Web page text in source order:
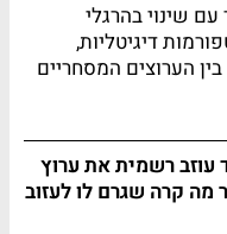
שינוי בהרגלי
דיגיטליות,
הערוצים המסחריים
עוזב רשמית את ערוץ
מה קרה שגרם לו לעזוב